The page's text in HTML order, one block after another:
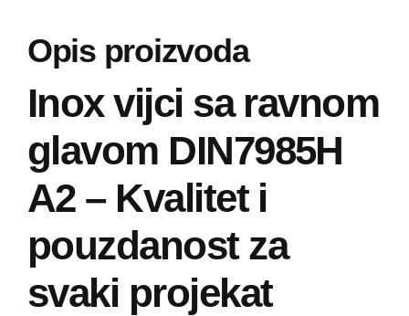
Opis proizvoda
Inox vijci sa ravnom
glavom DIN7985H
A2 – Kvalitet i
pouzdanost za
svaki projekat